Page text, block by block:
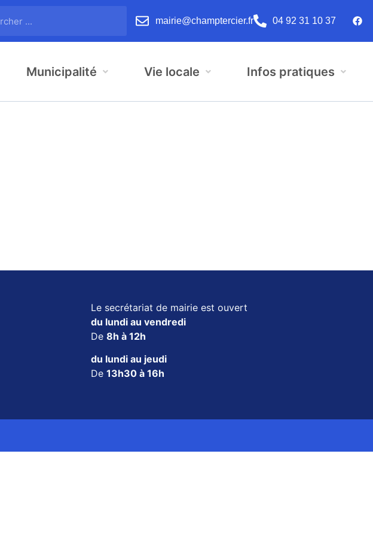
mairie@champtercier.fr 04 92 31 10 37
Municipalité Vie locale Infos pratiques
Le secrétariat de mairie est ouvert
du lundi au vendredi
De 8h à 12h
du lundi au jeudi
De 13h30 à 16h